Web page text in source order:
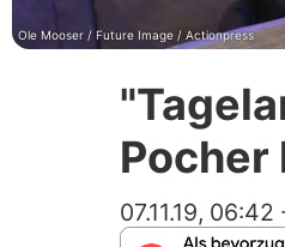
Ole Mooser / Future Image / Actionpress
07.11.19, 06:42